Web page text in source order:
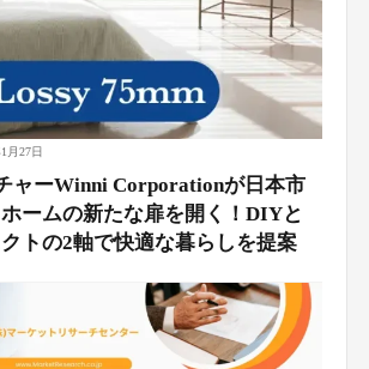
月27日
ャーWinni Corporationが日本市
ームの新たな扉を開く！DIYと
トの2軸で快適な暮らしを提案